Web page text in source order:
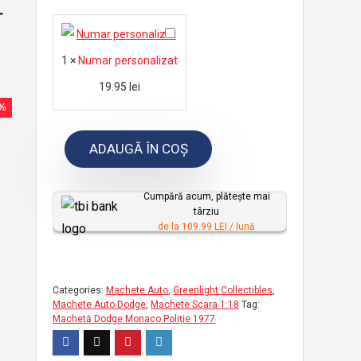
N
u
p
e
o
l
i
1 × Numar personalizat
19.95 lei
ADAUGĂ ÎN COȘ
Cumpără acum, plătește mai
târziu
de la 109.99 LEI / lună
Categories: Machete Auto, Greenlight Collectibles,
Machete Auto Dodge, Machete Scara 1:18 Tag:
Machetă Dodge Monaco Poliție 1977